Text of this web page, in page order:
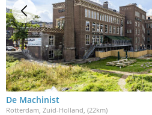
De Machinist
Rotterdam, Zuid-Holland , (22km)